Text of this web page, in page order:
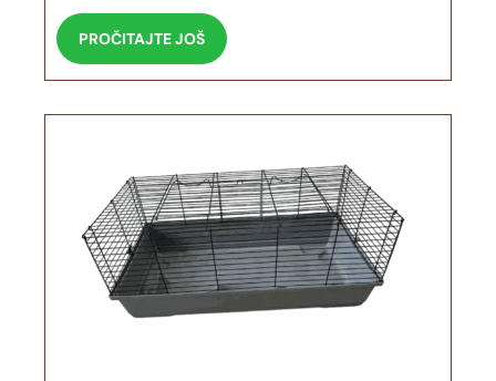
PROČITAJTE JOŠ